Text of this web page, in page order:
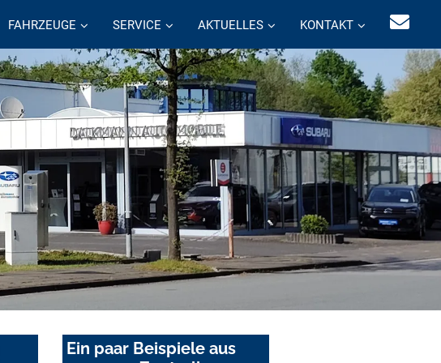
FAHRZEUGE SERVICE AKTUELLES KONTAKT
Ein paar Beispiele aus